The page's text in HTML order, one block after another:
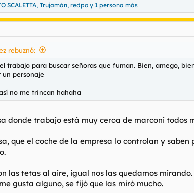
dijeron deseando gastarte el sueldo con tus putillas
SCALETTA, Trujamán, redpo y 1 persona más
rebuznó:
trabajo para buscar señoras que fuman. Bien, amego,
un personaje
no me trincan hahaha
donde trabajo está muy cerca de marconi todos
que el coche de la empresa lo controlan y
las tetas al aire, igual nos las quedamos mirando.
gusta alguno, se fijó que las miró mucho.